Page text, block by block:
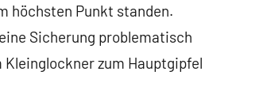
höchsten Punkt standen.
Sicherung problematisch
Kleinglockner zum Hauptgipfel